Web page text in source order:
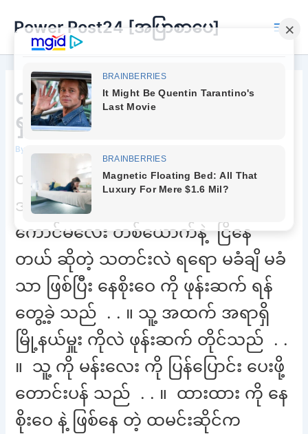
content
Power Post24 [အပြာစာပေ]
Main
တစ်ယောက်ထဲနဲ့ မဝနိုင်သေးဘူး
ရှင်
By
ထားထား သူမ လုပ်ချင် တာတွေ
အားလုံး လုပ်ခဲ့ ပေမဲ့ နေစိုးဝေ
ကောင်မလေး တစ်ယောက်နဲ့ ငြိနေ
တယ် ဆိုတဲ့ သတင်းလဲ ရရော မခံချိ မခံ
သာ ဖြစ်ပြီး နေစိုးဝေ ကို ဖုန်းဆက် ရန်
တွေ့ခဲ့ သည် . . ။ သူ့ အထက် အရာရှိ
မြို့နယ်မှူး ကိုလဲ ဖုန်းဆက် တိုင်သည် . .
။ သူ့ ကို မန်းလေး ကို ပြန်ပြောင်း ပေးဖို့
တောင်းပန် သည် . . ။ ထားထား ကို နေ
စိုးဝေ နဲ့ ဖြစ်နေ တဲ့ ထမင်းဆိုင်က